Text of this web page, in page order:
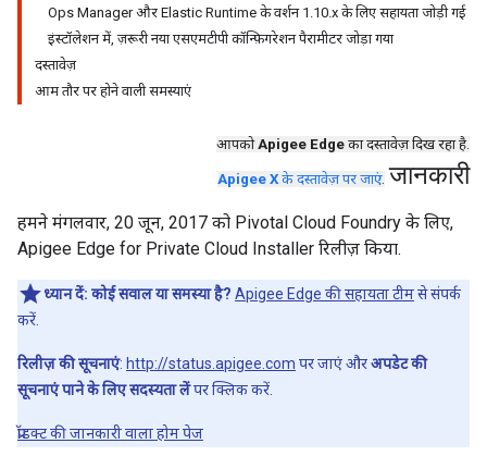
Ops Manager और Elastic Runtime के वर्शन 1.10.x के लिए सहायता जोड़ी गई
इंस्टॉलेशन में, ज़रूरी नया एसएमटीपी कॉन्फ़िगरेशन पैरामीटर जोड़ा गया
दस्तावेज़
आम तौर पर होने वाली समस्याएं
आपकोApigee Edge का दस्तावेज़ दिख रहा है.
Apigee X के दस्तावेज़ पर जाएं. जानकारी
हमने मंगलवार, 20 जून, 2017 को Pivotal Cloud Foundry के लिए,
Apigee Edge for Private Cloud Installer रिलीज़ किया.
ध्यान दें: कोई सवाल या समस्या है? Apigee Edge की सहायता टीमसे संपर्क
करें.
रिलीज़ की सूचनाएं: http://status.apigee.com पर जाएं औरअपडेट की
सूचनाएं पाने के लिए सदस्यता लेंपर क्लिक करें.
प्रॉडक्ट की जानकारी वाला होम पेज